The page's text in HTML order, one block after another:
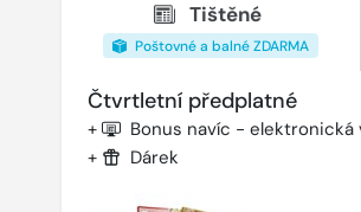
Tištěné
Poštovné a balné ZDARMA
Čtvrtletní předplatné
+ Bonus navíc - elektronická
+ Dárek